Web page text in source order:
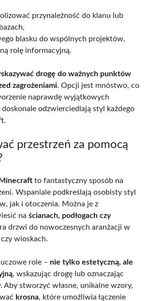
przynależność do klanu lub
blasku do wspólnych projektów,
rolę informacyjną.
drogę do ważnych punktów
zagrożeniami. Opcji jest mnóstwo, co
naprawdę wyjątkowych
odzwierciedlają styl każdego
przestrzeń za pomocą
Minecraft to fantastyczny sposób na
Wspaniale podkreślają osobisty styl
jak i otoczenia. Można je z
na ścianach, podłogach czy
drzwi do nowoczesnych aranżacji w
wioskach.
role – nie tylko estetyczną, ale
, wskazując drogę lub oznaczając
Aby stworzyć własne, unikalne wzory,
krosna, które umożliwia łączenie